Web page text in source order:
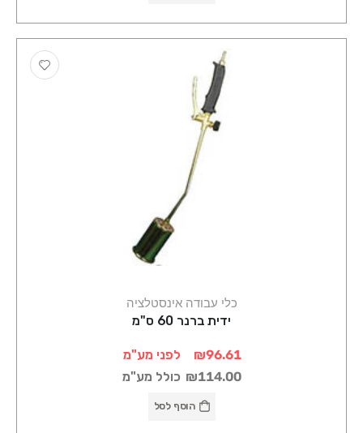
כלי עבודה אינסטלציה
ידית ברנר 60 ס"מ
₪96.61
לפני מע"מ
₪114.00 כולל מע"מ
הוסף לסל